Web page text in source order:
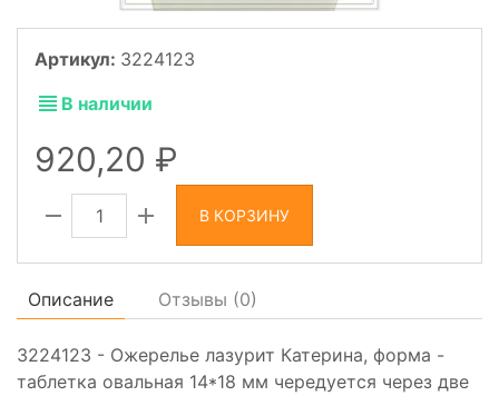
Артикул: 3224123
В наличии
920,20
В КОРЗИНУ
Описание Отзывы (0)
3224123 - Ожерелье лазурит Катерина, форма -
таблетка овальная 14*18 мм чередуется через две